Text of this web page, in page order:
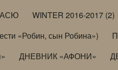
WINTER 2016-2017 (2)
«Робин, сын Робина»)
ДНЕВНИК «АФОНИ»